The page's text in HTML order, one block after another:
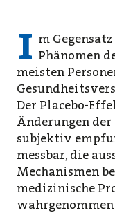
I m
Phänomen
meisten
Der Placebo-
Änderungen
subjektiv
messbar, die
Mechanismen
medizinische